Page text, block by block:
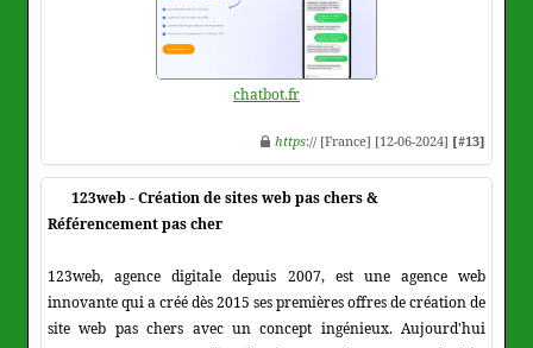
chatbot.fr
https:// [France] [12-06-2024] [#13]
123web - Création de sites web pas chers &
Référencement pas cher
123web, agence digitale depuis 2007, est une agence web
innovante qui a créé dès 2015 ses premières offres de création de
site web pas chers avec un concept ingénieux. Aujourd'hui